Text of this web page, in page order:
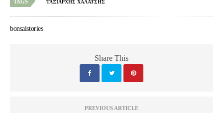
TAGS ΤΑΞΙΑΡΧΗΣ ΧΑΛΑΤΣΗΣ
bonsaistories
Share This
PREVIOUS ARTICLE